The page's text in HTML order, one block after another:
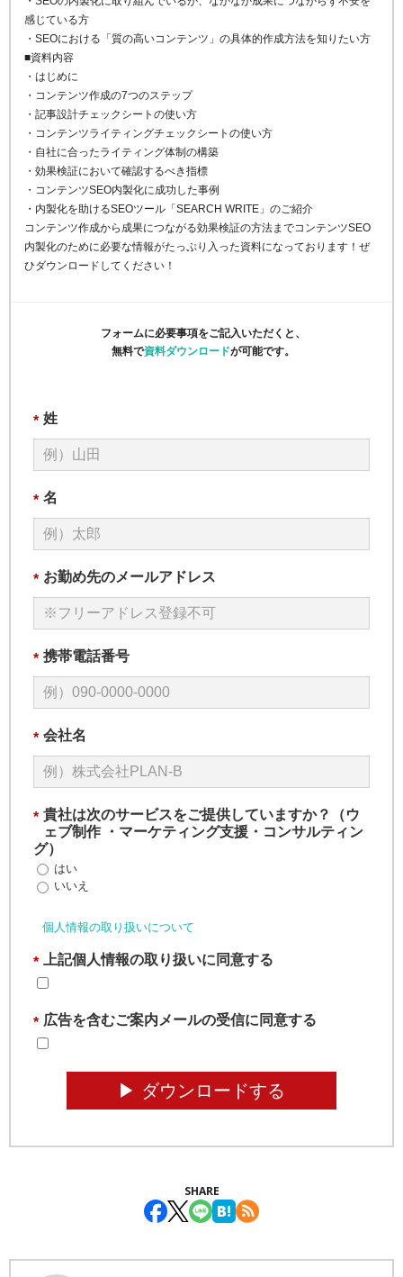
感じている方
・SEOにおける「質の高いコンテンツ」の具体的作成方法を知りたい方
■資料内容
・はじめに
・コンテンツ作成の7つのステップ
・記事設計チェックシートの使い方
・コンテンツライティングチェックシートの使い方
・自社に合ったライティング体制の構築
・効果検証において確認するべき指標
・コンテンツSEO内製化に成功した事例
・内製化を助けるSEOツール「SEARCH WRITE」のご紹介
コンテンツ作成から成果につながる効果検証の方法までコンテンツSEO
内製化のために必要な情報がたっぷり入った資料になっております！ぜ
ひダウンロードしてください！
フォームに必要事項をご記入いただくと、
無料で資料ダウンロードが可能です。
* 姓
* 名
* お勤め先のメールアドレス
* 携帯電話番号
* 会社名
* 貴社は次のサービスをご提供していますか？（ウ
ェブ制作 ・マーケティング支援・コンサルティン
グ）
はい
いいえ
個人情報の取り扱いについて
* 上記個人情報の取り扱いに同意する
* 広告を含むご案内メールの受信に同意する
▶︎ ダウンロードする
SHARE